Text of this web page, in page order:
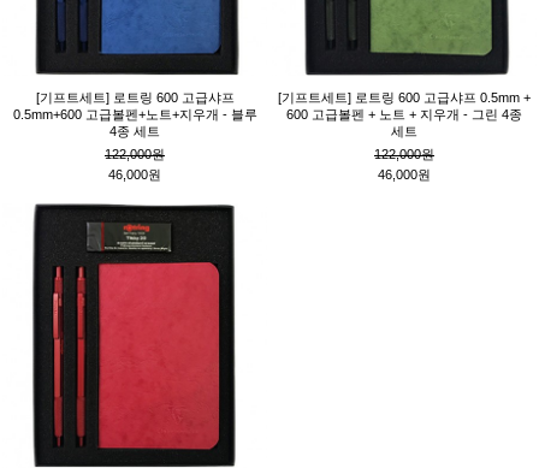
[기프트세트] 로트링 600 고급샤프
0.5mm+600 고급볼펜+노트+지우개 - 블루
4종 세트
122,000원
46,000원
[기프트세트] 로트링 600 고급샤프 0.5mm +
600 고급볼펜 + 노트 + 지우개 - 그린 4종
세트
122,000원
46,000원